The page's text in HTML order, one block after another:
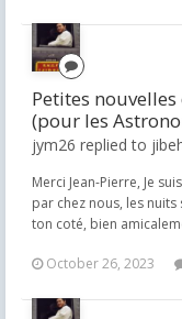
Petites
(pour les
jym26 replied to
Merci Jean-Pierre, Je
par chez nous, les
ton coté, bien
October 26, 2023